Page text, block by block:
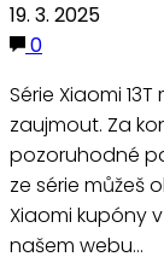
19. 3. 2025
0
Série Xiaomi
zaujmout. Za
pozoruhodné
ze série můžeš
Xiaomi kupóny
našem webu…